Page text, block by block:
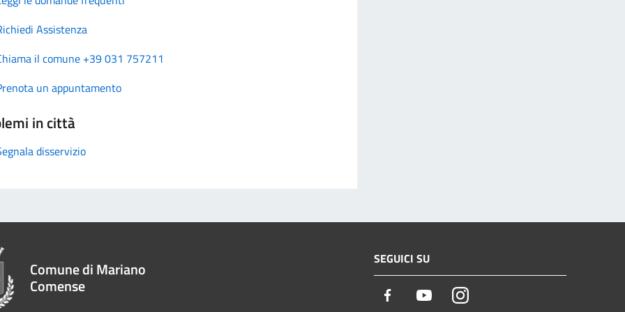
Assistenza
il comune +39 031 757211
un appuntamento
in città
disservizio
Comune di Mariano
Comense
SEGUICI SU
Facebook YoutubeInstagram